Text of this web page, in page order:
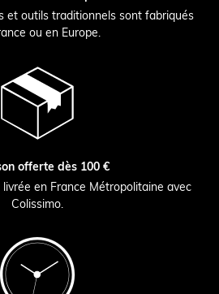
et outils traditionnels sont fabriqués
ou en Europe.
offerte dès 100 €
en France Métropolitaine avec
Colissimo.